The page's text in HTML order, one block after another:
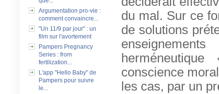
Argumentation pro-vie :
comment convaincre...
"Un 11/9 par jour" : un
film sur l'avortement
Pampers Pregnancy
Series : from
fertilization...
L'app "Hello Baby" de
Pampers pour suivre
le...
du mal. Sur ce
de solutions
conscience
les cas, par un